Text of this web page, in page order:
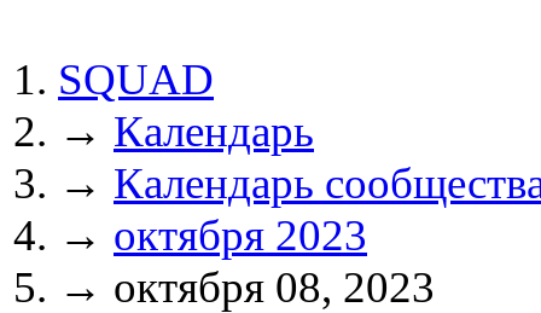
SQUAD
→ Календарь
→ Календарь
→ октября 2023
→ октября 08, 2023